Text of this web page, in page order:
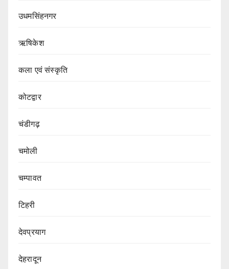
उधमसिंहनगर
ऋषिकेश
कला एवं संस्कृति
कोटद्वार
चंडीगढ़
चमोली
चम्पावत
टिहरी
देवप्रयाग
देहरादून